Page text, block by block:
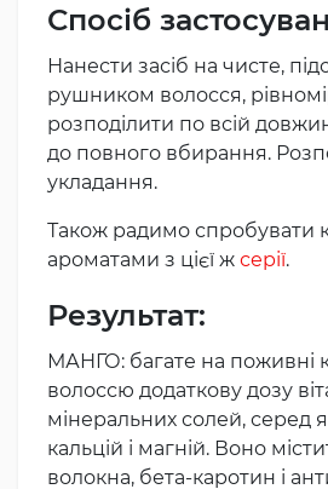
Спосіб
Нанести засіб на чисте,
рушником волосся,
розподілити по всій
до повного вбирання.
укладання.
Також радимо спробувати
ароматами з цієї ж серії.
Результат:
МАНГО: багате на поживні
волоссю додаткову дозу
мінеральних солей, серед
кальцій і магній. Воно
волокна, бета-каротин і